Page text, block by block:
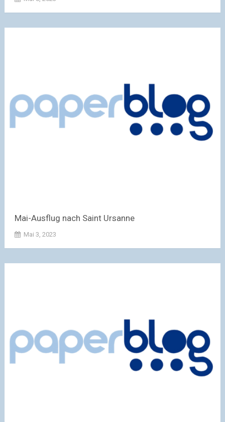
Mai-Ausflug nach Saint Ursanne
Mai 3, 2023